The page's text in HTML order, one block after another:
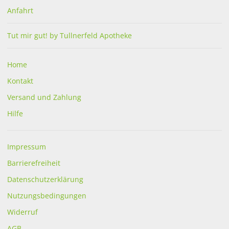
Professional Zahnpasta 75
ml
€8,50 €5,81
Dentallösung
€29,90
bestellbar
Anfahrt
Tut mir gut! by Tullnerfeld Apotheke
Home
Kontakt
Versand und Zahlung
Hilfe
Impressum
Barrierefreiheit
Datenschutzerklärung
Nutzungsbedingungen
Widerruf